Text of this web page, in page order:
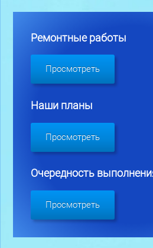
Ремонтные работы
Просмотреть
Наши планы
Просмотреть
Очередность
Просмотреть